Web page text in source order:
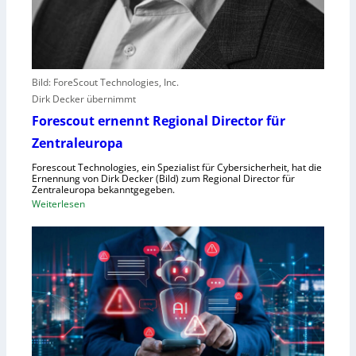
e
b
e
n
V
o
w
ü
r
e
g
e
n
S
Bild: ForeScout Technologies, Inc.
Dirk Decker übernimmt
Forescout ernennt Regional Director für
Zentraleuropa
Forescout Technologies, ein Spezialist für Cybersicherheit, hat die
Ernennung von Dirk Decker (Bild) zum Regional Director für
Zentraleuropa bekanntgegeben.
Weiterlesen:
r
e
s
c
o
u
t